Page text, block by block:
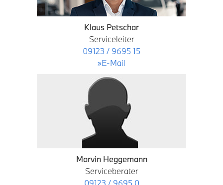
Klaus Petschar
Serviceleiter
09123 / 9695 15
»E-Mail
Marvin Heggemann
Serviceberater
09123 / 9695 0